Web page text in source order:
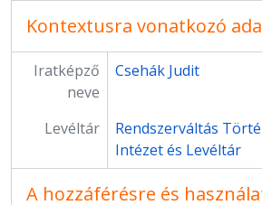
Kontextusra vonatkozó
Iratképző
neve
Csehák Judit
Levéltár
Rendszerváltás
Intézet és Levéltár
A hozzáférésre és